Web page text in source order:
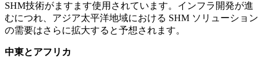
SHM技術がますます使用されています。インフラ開発が進
むにつれ、アジア太平洋地域における SHM ソリューション
の需要はさらに拡大すると予想されます。
中東とアフリカ